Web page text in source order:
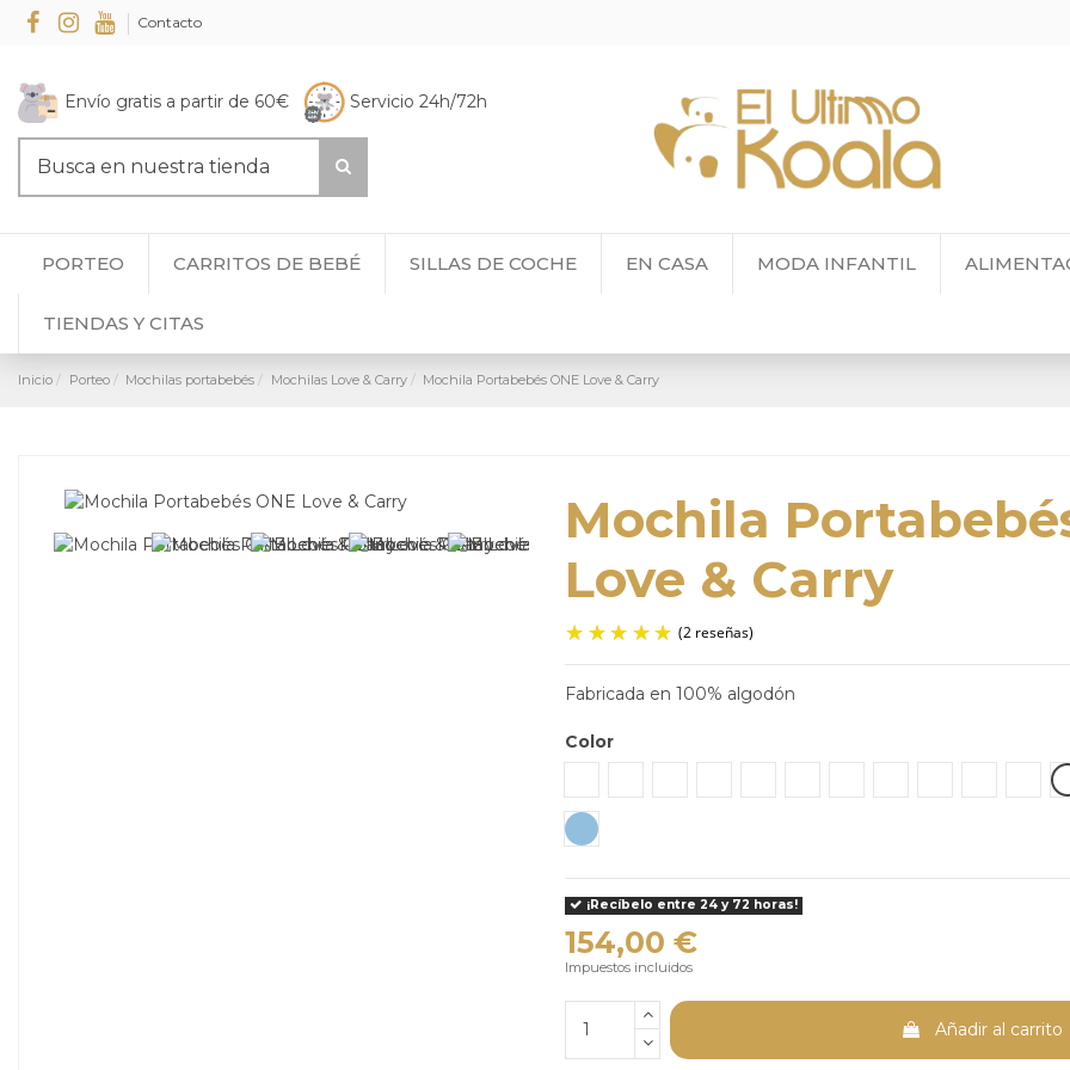
Contacto
Envío gratis a partir de 60€ Servicio 24h/72h
PORTEO CARRITOS DE BEBÉ SILLAS DE COCHE EN CASA MODA INFANTIL
TIENDAS Y CITAS
Inicio Porteo Mochilas portabebés Mochilas Love & Carry Mochila Portabebés ONE Love & Carry
Mochila
Love & Carry
Fabricada en 100% algodón
Color
Light Denim
¡Recíbelo entre 24 y 72 horas!
154,00 €
Impuestos incluidos
Añadir al carrito